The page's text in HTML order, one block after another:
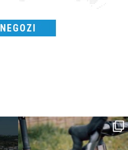
NEGOZI
Kepler R è la gravel pensata per affrontare
lunghe...